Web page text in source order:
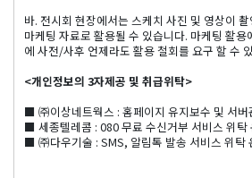
바. 전시회 현장에서는 스케치 사진 및 영상이
마케팅 자료로 활용될 수 있습니다. 마케팅 활
에 사전/사후 언제라도 활용 철회를 요구 할 수
<개인정보의 3자제공 및 취급위탁>
■ ㈜이상네트웍스 : 홈페이지 유지보수 및 서버
■ 세종텔레콤 : 080 무료 수신거부 서비스 위탁
■ ㈜다우기술 : SMS, 알림톡 발송 서비스 위탁